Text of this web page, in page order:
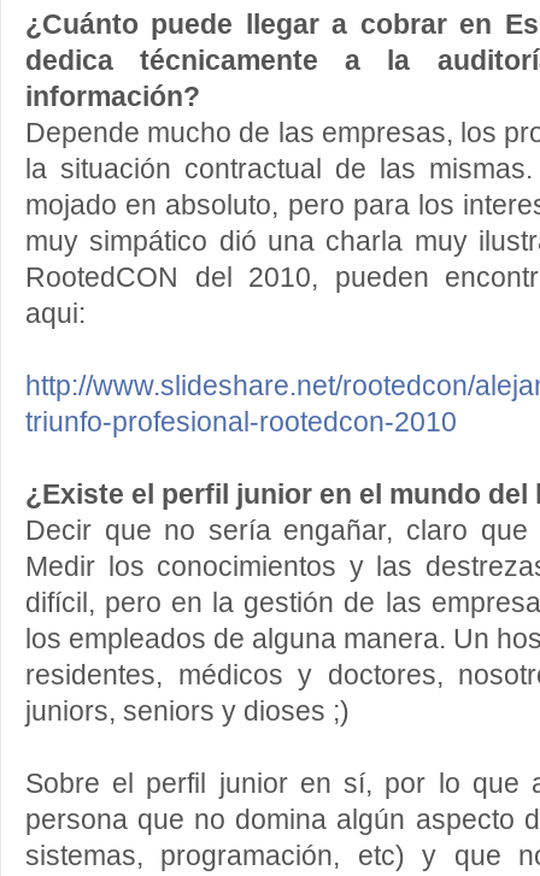
¿Cuánto puede llegar a cobrar en
dedica técnicamente a la
información?
Depende mucho de las empresas, los
la situación contractual de las
mojado en absoluto, pero para los
muy simpático dió una charla muy
RootedCON del 2010, pueden
aqui:
http://www.slideshare.net/rootedcon/
triunfo-profesional-rootedcon-2010
¿Existe el perfil junior en el mundo del
Decir que no sería engañar, claro que
Medir los conocimientos y las
difícil, pero en la gestión de las
los empleados de alguna manera. Un
residentes, médicos y doctores,
juniors, seniors y dioses ;)
Sobre el perfil junior en sí, por lo que
persona que no domina algún aspecto
sistemas, programación, etc) y que